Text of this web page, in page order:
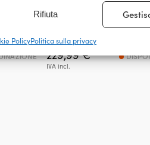
alle informazioni trasmesse
e rilevare frodi, correggere
e contenuto, Salvare e
Rifiuta
PolicyPolitica sulla privacy
con
Interruttore per motore
Wiper Control CT41, 12/24
tergicristallo
229,99€
IVA incl.